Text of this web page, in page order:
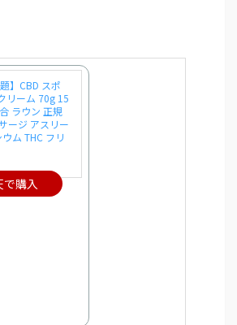
】CBD スポ
リーム 70g 15
ラウン 正規
ージ アスリー
ム THC フリ
で購入